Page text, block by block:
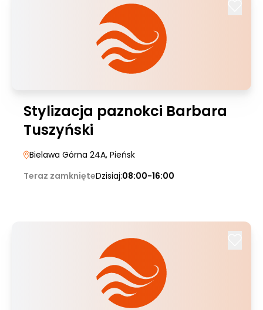
Stylizacja paznokci Barbara
Tuszyński
Bielawa Górna 24A, Pieńsk
Teraz zamknięteDzisiaj:08:00-16:00